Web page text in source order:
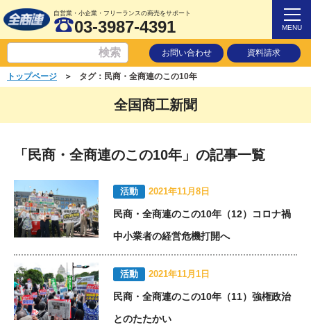
自営業・小企業・フリーランスの商売をサポート
03-3987-4391 MENU
お問い合わせ 資料請求
トップページ ＞ タグ：民商・全商連のこの10年
全国商工新聞
「民商・全商連のこの10年」の記事一覧
活動 2021年11月8日
民商・全商連のこの10年（12）コロナ禍
中小業者の経営危機打開へ
活動 2021年11月1日
民商・全商連のこの10年（11）強権政治
とのたたかい